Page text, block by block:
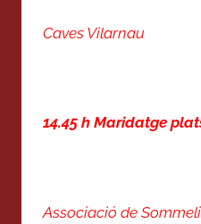
Caves Vilarnau
14.45 h Maridatge
Associació de